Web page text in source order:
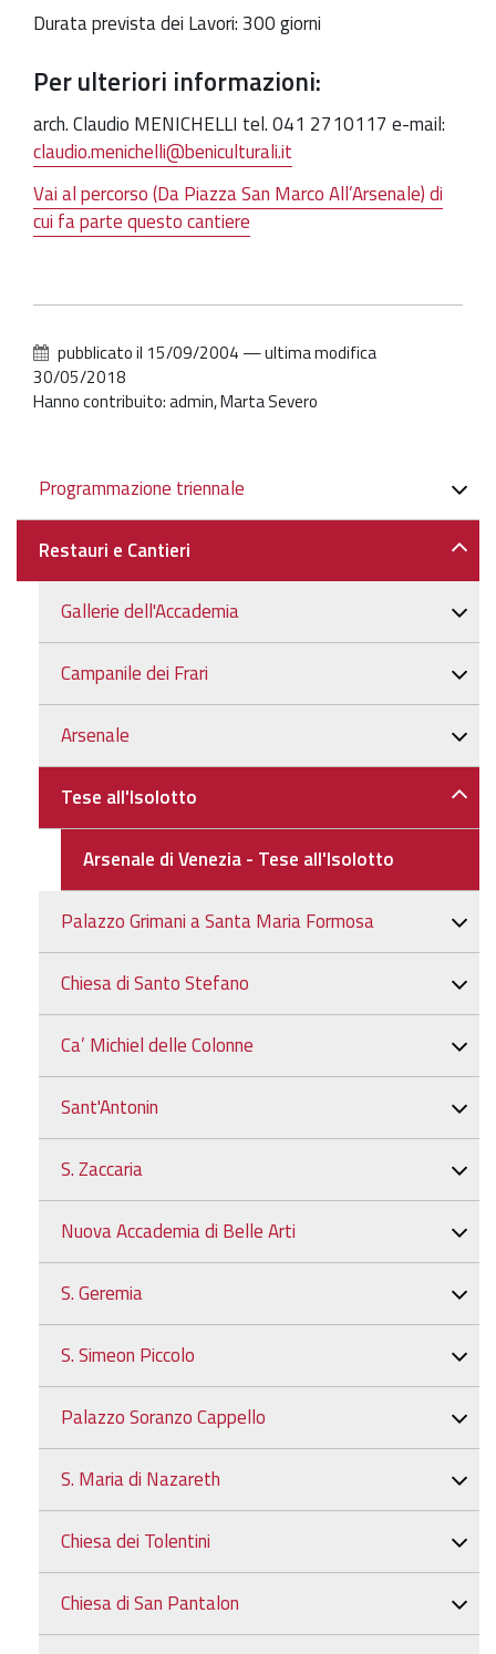
Durata prevista dei Lavori: 300 giorni
Per ulteriori informazioni:
arch. Claudio MENICHELLI tel. 041 2710117 e-mail:
claudio.menichelli@beniculturali.it
Vai al percorso (Da Piazza San Marco All’Arsenale) di
cui fa parte questo cantiere
pubblicato il 15/09/2004 —ultima modifica
30/05/2018
Hanno contribuito: admin, Marta Severo
Navigazione
Programmazione triennale
Restauri e Cantieri
Gallerie dell'Accademia
Campanile dei Frari
Arsenale
Tese all'Isolotto
Arsenale di Venezia - Tese all'Isolotto
Palazzo Grimani a Santa Maria Formosa
Chiesa di Santo Stefano
Ca’ Michiel delle Colonne
Sant'Antonin
S. Zaccaria
Nuova Accademia di Belle Arti
S. Geremia
S. Simeon Piccolo
Palazzo Soranzo Cappello
S. Maria di Nazareth
Chiesa dei Tolentini
Chiesa di San Pantalon